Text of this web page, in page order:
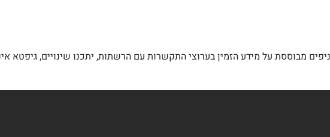
מבוססת על מידע הזמין בערוצי התקשרות עם הרשתות, יתכנו שינויים, גיפטא